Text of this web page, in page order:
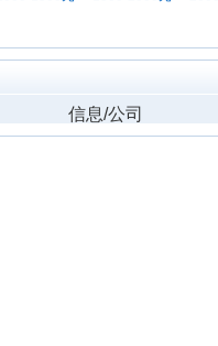
信息/公司